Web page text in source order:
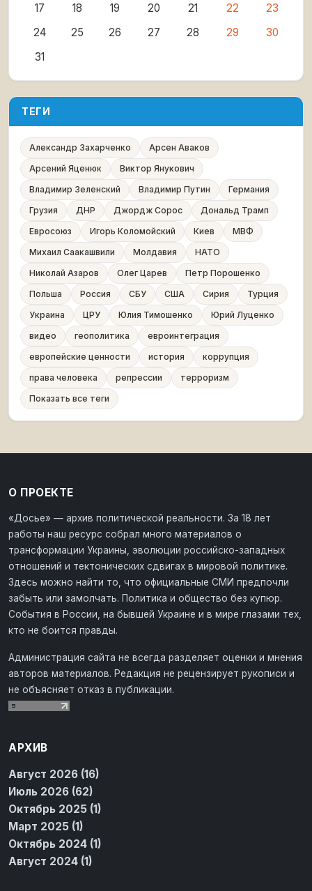
17
18 19 20 21 22
23
24
25 26 27 28 29
30
31
ТЕГИ
Александр Захарченко
Арсен Аваков
Арсений Яценюк
Виктор Янукович
Владимир Зеленский
Владимир Путин
Германия
Грузия
ДНР Джордж Сорос
Дональд Трамп
Евросоюз
Игорь Коломойский Киев
МВФ
Михаил Саакашвили
Молдавия
НАТО
Николай Азаров
Олег Царев
Петр Порошенко
Польша
Россия СБУ США Сирия
Турция
Украина
ЦРУ Юлия Тимошенко
Юрий Луценко
видео
геополитика
евроинтеграция
европейские ценности
история
коррупция
права человека
репрессии
терроризм
Показать все теги
О ПРОЕКТЕ
«Досье» — архив политической реальности. За 18 лет
работы наш ресурс собрал много материалов о
трансформации Украины, эволюции российско-западных
отношений и тектонических сдвигах в мировой политике.
Здесь можно найти то, что официальные СМИ предпочли
забыть или замолчать. Политика и общество без купюр.
События в России, на бывшей Украине и в мире глазами тех,
кто не боится правды.
Администрация сайта не всегда разделяет оценки и мнения
авторов материалов. Редакция не рецензирует рукописи и
не объясняет отказ в публикации.
АРХИВ
Август 2026 (16)
Июль 2026 (62)
Октябрь 2025 (1)
Март 2025 (1)
Октябрь 2024 (1)
Август 2024 (1)